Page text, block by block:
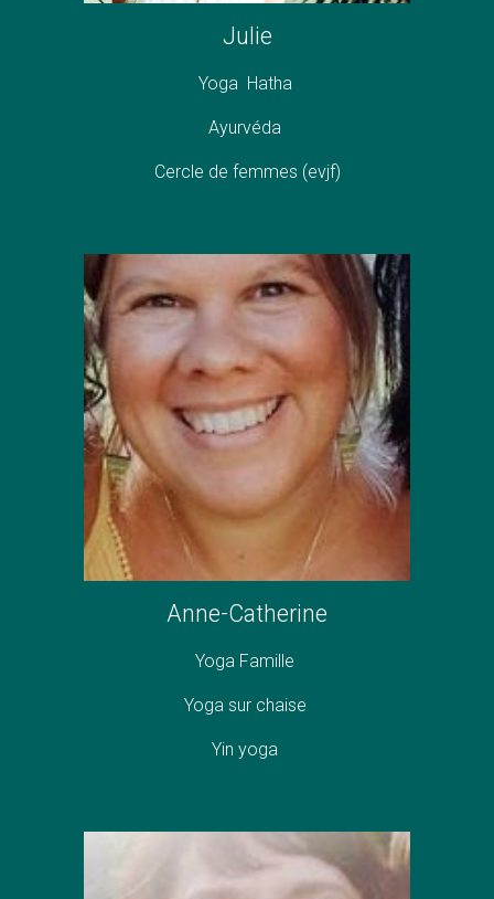
Julie
Yoga Hatha
Ayurvéda
Cercle de femmes (evjf)
Anne-Catherine
Yoga Famille
Yoga sur chaise
Yin yoga